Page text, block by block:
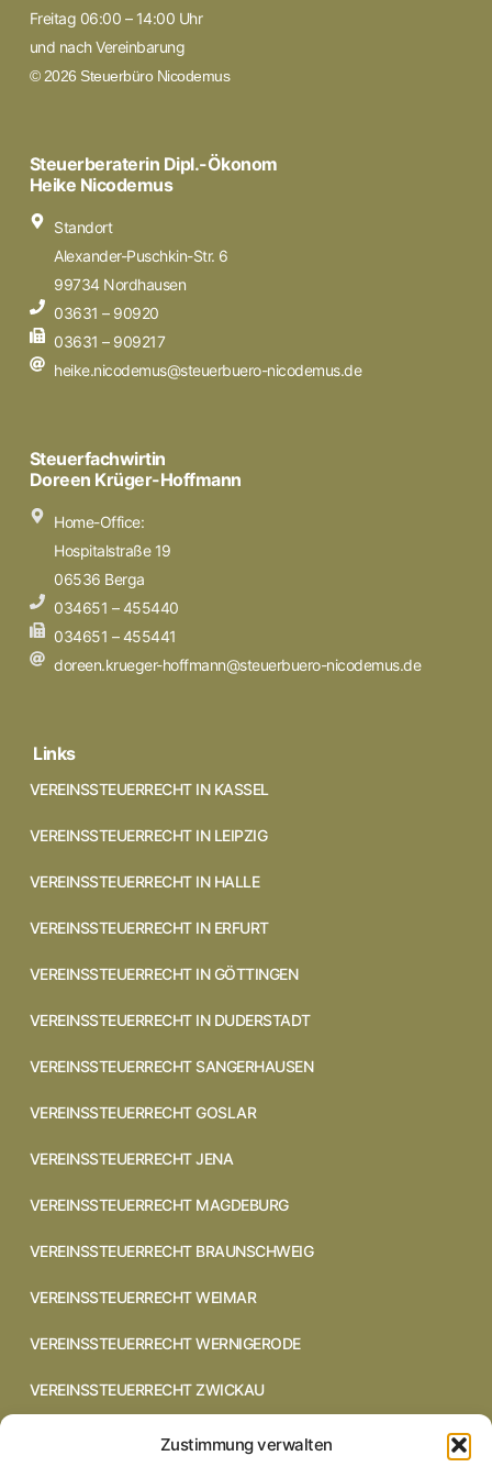
Zustimmung verwalten
Freitag 06:00 – 14:00 Uhr
und nach Vereinbarung
© 2026 Steuerbüro Nicodemus
Steuerberaterin Dipl.-Ökonom
Heike Nicodemus
Standort
Alexander-Puschkin-Str. 6
99734 Nordhausen
03631 – 90920
03631 – 909217
heike.nicodemus@steuerbuero-nicodemus.de
Steuerfachwirtin
Doreen Krüger-Hoffmann
Home-Office:
Hospitalstraße 19
06536 Berga
034651 – 455440
034651 – 455441
doreen.krueger-hoffmann@steuerbuero-nicodemus.de
Links
VEREINSSTEUERRECHT IN KASSEL
VEREINSSTEUERRECHT IN LEIPZIG
VEREINSSTEUERRECHT IN HALLE
VEREINSSTEUERRECHT IN ERFURT
VEREINSSTEUERRECHT IN GÖTTINGEN
VEREINSSTEUERRECHT IN DUDERSTADT
VEREINSSTEUERRECHT SANGERHAUSEN
VEREINSSTEUERRECHT GOSLAR
VEREINSSTEUERRECHT JENA
VEREINSSTEUERRECHT MAGDEBURG
VEREINSSTEUERRECHT BRAUNSCHWEIG
VEREINSSTEUERRECHT WEIMAR
VEREINSSTEUERRECHT WERNIGERODE
VEREINSSTEUERRECHT ZWICKAU
VEREINSSTEUERRECHT CHEMNITZ